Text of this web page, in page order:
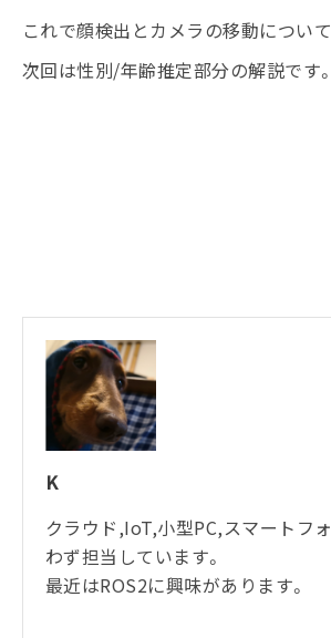
これで顔検出とカメラの移動につい
次回は性別/年齢推定部分の解説です
K
クラウド,IoT,小型PC,スマートフ
わず担当しています。
最近はROS2に興味があります。